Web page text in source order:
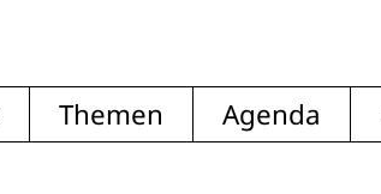
Themen Agenda